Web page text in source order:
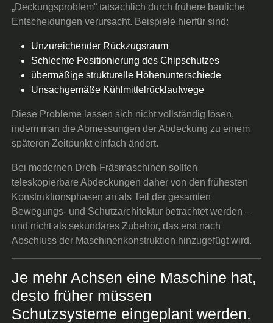
„Deckungsproblem“ tatsächlich durch frühere bauliche
Entscheidungen verursacht. Beispiele hierfür sind:
Unzureichender Rückzugsraum
Schlechte Positionierung des Chipschutzes
übermäßige strukturelle Höhenunterschiede
Unsachgemäße Kühlmittelrücklaufwege
Diese Probleme lassen sich nicht vollständig lösen,
indem man die Abmessungen der Abdeckung zu einem
späteren Zeitpunkt einfach ändert.
Bei modernen Dreh-Fräsmaschinen sollten
teleskopierbare Abdeckungen daher von den frühesten
Konstruktionsphasen an als Teil der gesamten
Bewegungs- und Schutzarchitektur betrachtet werden –
und nicht als sekundäres Zubehör, das erst nach
Abschluss der Maschinenkonstruktion hinzugefügt wird.
Je mehr Achsen eine Maschine hat,
desto früher müssen
Schutzsysteme eingeplant werden.